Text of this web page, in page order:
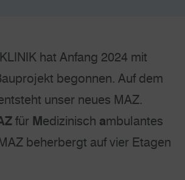
hat Anfang 2024 mit
begonnen. Auf dem
unser neues MAZ.
für Medizinisch ambulantes
beherbergt auf vier Etagen